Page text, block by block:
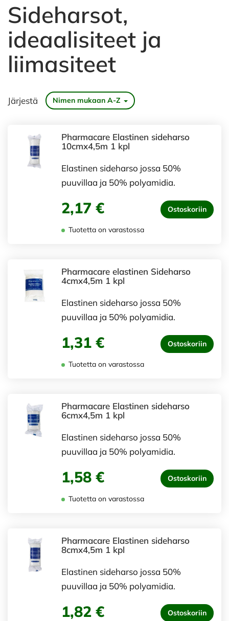
Sideharsot,
ideaalisiteet ja
liimasiteet
Järjestä Nimen mukaan A-Z
Pharmacare Elastinen sideharso
10cmx4,5m 1 kpl
Elastinen sideharso jossa 50%
puuvillaa ja 50% polyamidia.
2,17 € Ostoskoriin
Tuotetta on varastossa
Pharmacare elastinen Sideharso
4cmx4,5m 1 kpl
Elastinen sideharso jossa 50%
puuvillaa ja 50% polyamidia.
1,31 € Ostoskoriin
Tuotetta on varastossa
Pharmacare Elastinen sideharso
6cmx4,5m 1 kpl
Elastinen sideharso jossa 50%
puuvillaa ja 50% polyamidia.
1,58 € Ostoskoriin
Tuotetta on varastossa
Pharmacare Elastinen sideharso
8cmx4,5m 1 kpl
Elastinen sideharso jossa 50%
puuvillaa ja 50% polyamidia.
1,82 € Ostoskoriin